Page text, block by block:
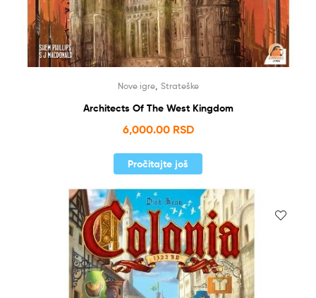
Nove igre, Strateške
Architects Of The West Kingdom
6,000.00 RSD
Pročitajte još